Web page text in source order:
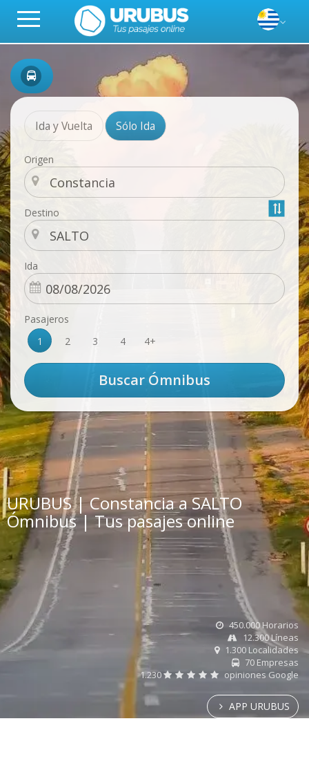
Ida y Vuelta Sólo Ida
Origen
Destino
Ida
Pasajeros
1
2 3 4 4+
URUBUS | Constancia a SALTO
Ómnibus | Tus pasajes online
450.000 Horarios
12.300 Líneas
1.300 Localidades
70 Empresas
1.230
opiniones Google
APP URUBUS